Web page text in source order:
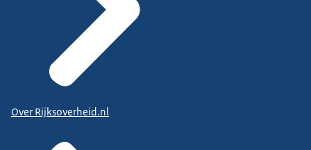
Over Rijksoverheid.nl